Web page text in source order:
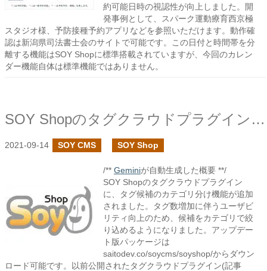
約可能日時の視認性が向上しました。開
発事例として、スパーク運動療育西京極
スタジオ様、予防接種予約アプリなどを参照いただけます。動作確
認は新潟県司法書士会のサイトで可能です。この日付と時間帯を分
離する機能はSOY Shopに標準搭載されていますが、今回のカレン
ダー機能自体は標準機能ではありません。
SOY Shopのタグクラウドプラグインでカテゴリ分けの機能を追加しました
2021-09-14 SOY CMS SOY Shop
/** Geminiが自動生成した概要 **/
SOY Shopのタグクラウドプラグイン
に、タグ候補のカテゴリ分け機能が追加
されました。タグ数増加に伴うユーザビ
リティ向上のため、候補をカテゴリで絞
り込めるようになりました。アップデー
ト版パッケージは
saitodev.co/soycms/soyshop/からダウン
ロード可能です。以前公開されたタグクラウドプラグイン(記事